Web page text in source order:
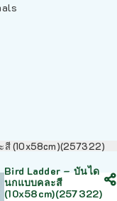
สี (10x58cm)(257322)
Bird Ladder – บันได
นกแบบคละสี
(10x58cm)(257322)